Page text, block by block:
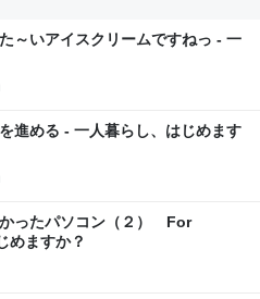
～いアイスクリームですねっ - 一
進める - 一人暮らし、はじめます
かったパソコン（２） For
めますか？